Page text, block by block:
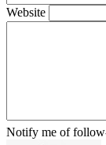
Website
Notify me of